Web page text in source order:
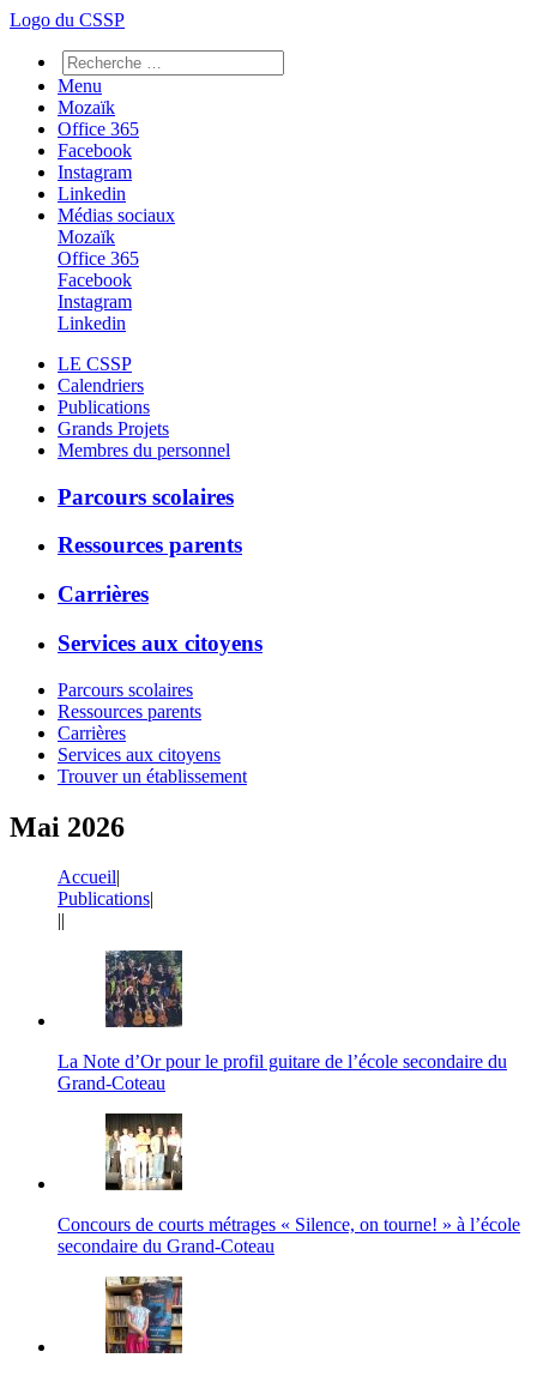
Logo du CSSP
Menu
Mozaïk
Office 365
Facebook
Instagram
Linkedin
Médias sociaux
Mozaïk
Office 365
Facebook
Instagram
Linkedin
LE CSSP
Calendriers
Publications
Grands Projets
Membres du personnel
Parcours scolaires
Ressources parents
Carrières
Services aux citoyens
Parcours scolaires
Ressources parents
Carrières
Services aux citoyens
Trouver un établissement
Mai 2026
Accueil|
Publications|
||
La Note d’Or pour le profil guitare de l’école secondaire du
Grand-Coteau
Concours de courts métrages « Silence, on tourne! » à l’école
secondaire du Grand-Coteau